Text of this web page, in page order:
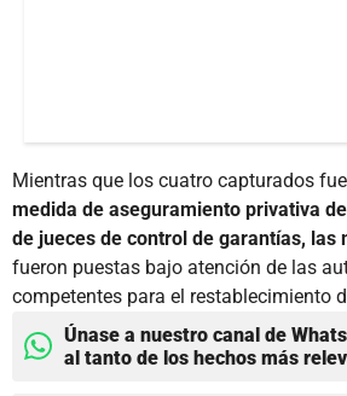
Mientras que los cuatro capturados
medida de aseguramiento privativa
de jueces de control de garantías, las
fueron puestas bajo atención de las
competentes para el restablecimiento
Únase a nuestro canal de
al tanto de los hechos más